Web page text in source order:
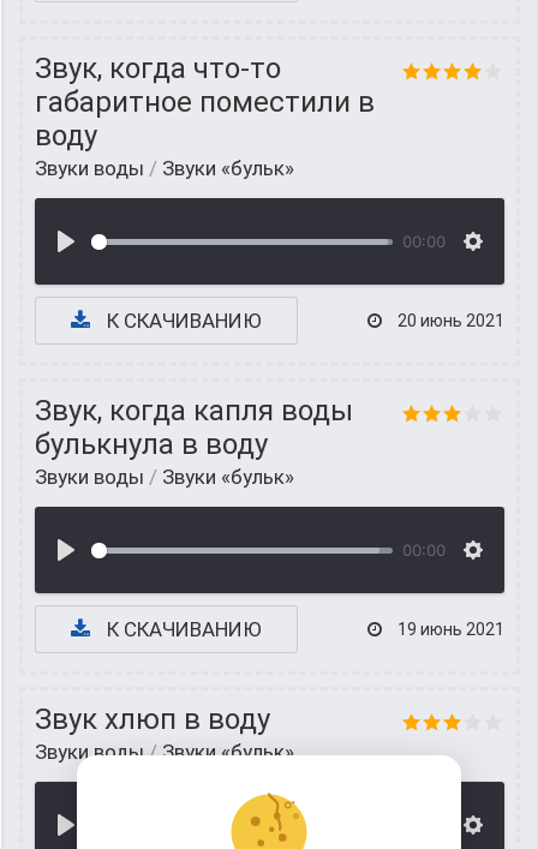
Звук, когда что-то
габаритное поместили в
воду
Звуки воды / Звуки «бульк»
00:00
К СКАЧИВАНИЮ 20 июнь 2021
Звук, когда капля воды
булькнула в воду
Звуки воды / Звуки «бульк»
00:00
К СКАЧИВАНИЮ 19 июнь 2021
Звук хлюп в воду
Звуки воды/Звуки «бульк»